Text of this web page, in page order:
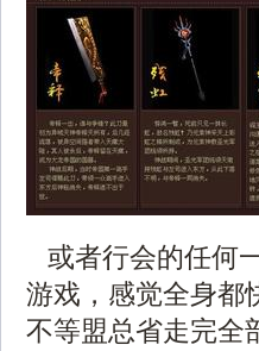
或者行会的任何
游戏，感觉全身都
不等盟总省走完全